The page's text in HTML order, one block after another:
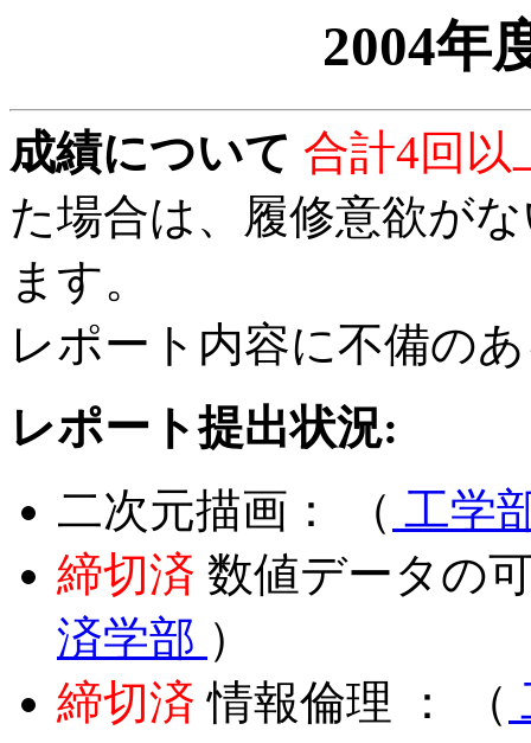
2004年
成績について 合計4回以
た場合は、履修意欲が
ます。
レポート内容に不備の
レポート提出状況:
二次元描画： （ 工学
締切済 数値データの
済学部 ）
締切済情報倫理 ： （